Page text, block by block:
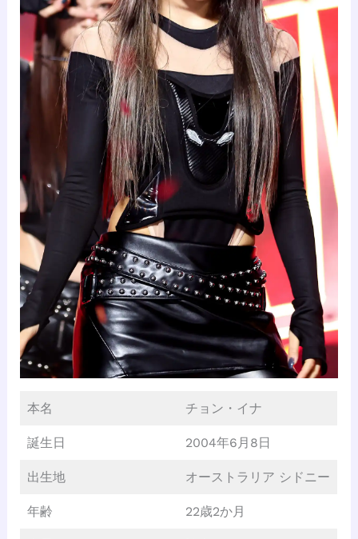
本名 チョン・イナ
誕生日 2004年6月8日
出生地 オーストラリア シドニー
年齢 22歳2か月